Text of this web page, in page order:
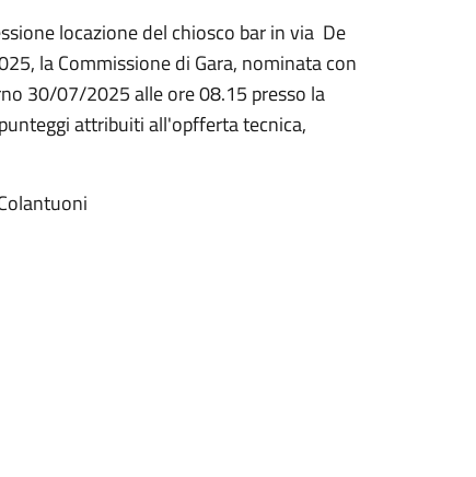
locazione del chiosco bar in via De
la Commissione di Gara, nominata con
30/07/2025 alle ore 08.15 presso la
attribuiti all'opfferta tecnica,